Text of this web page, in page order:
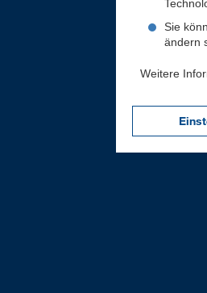
Sie
ändern
Weitere